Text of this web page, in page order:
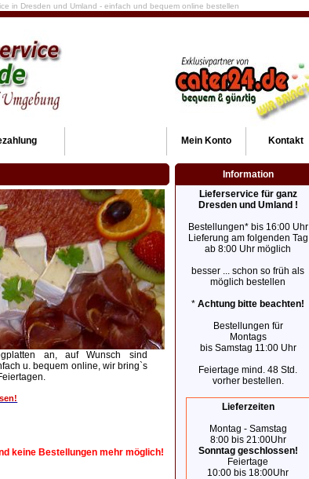
in Dresden und Umland - einfach und bequem online bestellen
Kontakt
Mein Konto
an, auf Wunsch sind
u. bequem online, wir bring`s
keine Bestellungen mehr möglich!
Information
Lieferservice für ganz
Dresden und Umland !
Bestellungen* bis 16:00 Uhr
Lieferung am folgenden Tag
ab 8:00 Uhr möglich
besser ... schon so früh als
möglich bestellen
*Achtung bitte beachten!
Bestellungen für
Montags
bis Samstag 11:00 Uhr
Feiertage mind. 48 Std.
vorher bestellen.
Lieferzeiten
Montag - Samstag
8:00 bis 21:00Uhr
Sonntag geschlossen!
Feiertage
10:00 bis 18:00Uhr